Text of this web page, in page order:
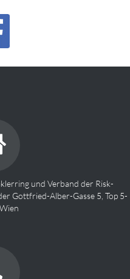
und Verband der Risk-
Gottfried-Alber-Gasse 5, Top 5-